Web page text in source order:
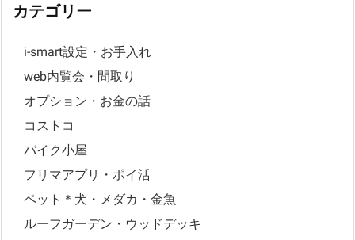
カテゴリー
i-smart設定・お手入れ
web内覧会・間取り
オプション・お金の話
コストコ
バイク小屋
フリマアプリ・ポイ活
ペット＊犬・メダカ・金魚
ルーフガーデン・ウッドデッキ